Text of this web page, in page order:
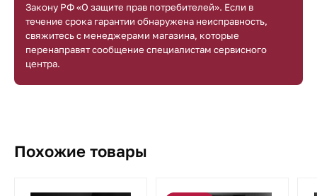
Закону РФ «О защите прав потребителей». Если в
течение срока гарантии обнаружена неисправность,
свяжитесь с менеджерами магазина, которые
перенаправят сообщение специалистам сервисного
центра.
Похожие товары